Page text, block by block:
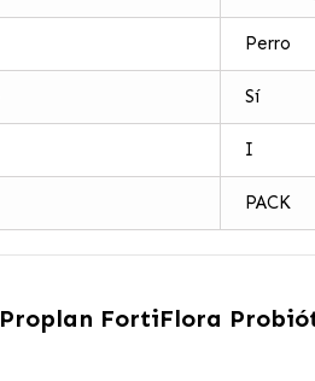
Perro
Sí
I
PACK
Proplan FortiFlora